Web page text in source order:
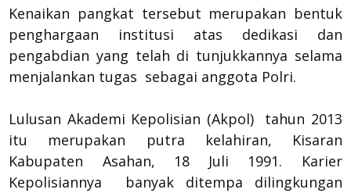
Kenaikan pangkat tersebut merupakan bentuk
penghargaan institusi atas dedikasi dan
pengabdian yang telah di tunjukkannya selama
menjalankan tugas sebagai anggota Polri.
Lulusan Akademi Kepolisian (Akpol) tahun 2013
itu merupakan putra kelahiran, Kisaran
Kabupaten Asahan, 18 Juli 1991. Karier
Kepolisiannya banyak ditempa dilingkungan